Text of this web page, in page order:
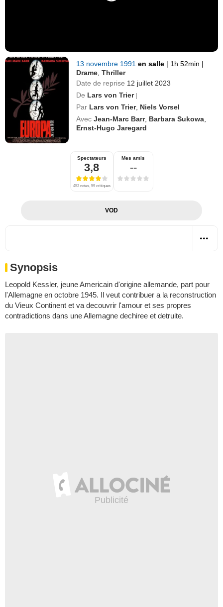
13 novembre 1991en salle | 1h 52min |
Drame ,Thriller
Date de reprise 12 juillet 2023
De Lars von Trier |
Par Lars von Trier, Niels Vorsel
Avec Jean-Marc Barr, Barbara Sukowa
Ernst-Hugo Jaregard
Spectateurs
3,8
453 notes, 59 critiques
Mes amis
--
VOD
Synopsis
Leopold Kessler, jeune Americain d'origine allemande, part pour
l'Allemagne en octobre 1945. Il veut contribuer a la reconstruction
du Vieux Continent et va decouvrir l'amour et ses propres
contradictions dans une Allemagne dechiree et detruite.